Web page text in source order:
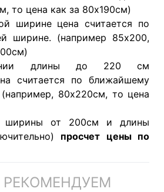
то цена как за 80х190см)
ширине цена считается по
ширине. (например 85х200,
длины до 220 см
считается по ближайшему
80х220см, то цена
ширины от 200см и длины
просчет цены по
РЕКОМЕНДУЕМ